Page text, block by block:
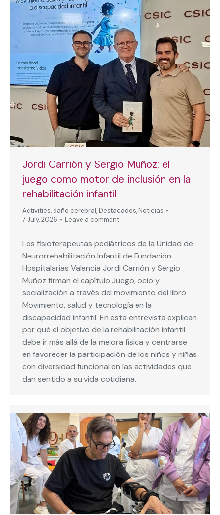
Jordi Carrión y Sergio Muñoz: el
juego como motor de inclusión en la
rehabilitación infantil
Activities, daño cerebral, Destacados, Noticias
7 July, 2026
Leave a comment
Los fisioterapeutas pediátricos de la Unidad de
Neurorrehabilitación Infantil de Fundación
Hospitalarias Valencia Jordi Carrión y Sergio
Muñoz firman el capítulo Juego, ocio y
socialización a través del movimiento del libro
Movimiento, salud y tecnología en la
discapacidad infantil. En esta entrevista explican
por qué el objetivo de la rehabilitación infantil
debe ir más allá de la mejora física y centrarse
en favorecer la participación de los niños y niñas
con diversidad funcional en las actividades que
dan sentido a su vida cotidiana.